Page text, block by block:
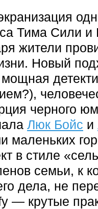
Тима Сили
жители
Новый
черного
Люк Бойс и
маленьких
в стиле
семьи, к
дела, не
— крутые